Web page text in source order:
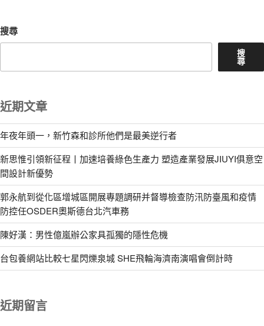
搜尋
搜
尋
近期文章
年夜年頭一，新竹森和診所他們是最美逆行者
新思惟引領新征程丨加速培養綠色生產力 塑造產業發展JIUYI俱意空
間設計新優勢
郭永航到從化區增城區開展專題調研并督導檢查防汛防臺風和疫情
防控任OSDER奧斯德台北汽車務
陳好漢：男性億嵐辦公家具孤獨的隱性危機
台包養網站比較七星閃爍泉城 SHE飛輪海濟南演唱會倒計時
近期留言